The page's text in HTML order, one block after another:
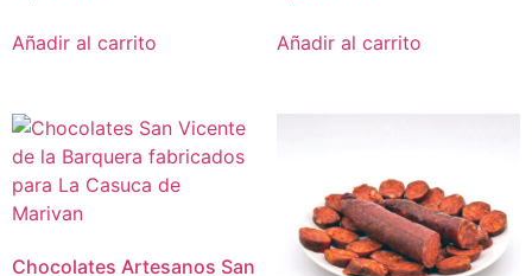
Añadir al carrito Añadir al carrito
Chocolates Artesanos San